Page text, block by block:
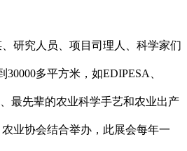
研究人员、项目司理人、科学家们
多平方米，如EDIPESA、
最先辈的农业科学手艺和农业出产
业协会结合举办，此展会每年一